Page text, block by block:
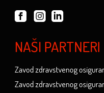
NAŠI PARTNERI
Zavod zdravstvenog
Zavod zdravstvenog